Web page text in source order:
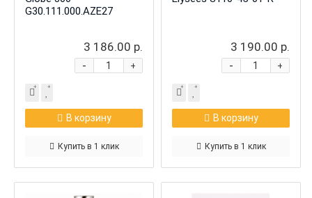
G30.111.000.AZE27
3 186.00 р.
+
-
В корзину
Купить в 1 клик
3 190.00 р.
+
-
В корзину
Купить в 1 клик